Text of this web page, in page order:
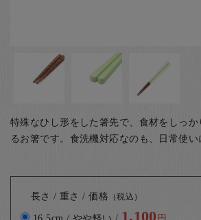
特殊なひし形をした箸先で、食材をしっか
るお箸です。食洗機対応なのも、日常使い
長さ / 重さ / 価格 （税込）
1,100